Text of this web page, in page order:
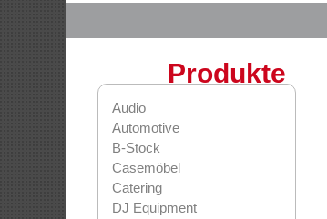
Produkte
Audio
Automotive
B-Stock
Casemöbel
Catering
DJ Equipment